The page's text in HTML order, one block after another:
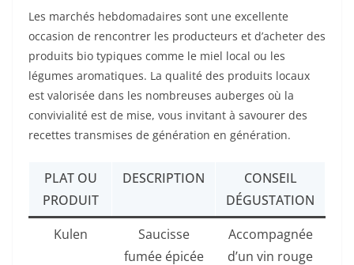
Les marchés hebdomadaires sont une excellente
occasion de rencontrer les producteurs et d’acheter des
produits bio typiques comme le miel local ou les
légumes aromatiques. La qualité des produits locaux
est valorisée dans les nombreuses auberges où la
convivialité est de mise, vous invitant à savourer des
recettes transmises de génération en génération.
PLAT OU
PRODUIT
DESCRIPTION
CONSEIL
DÉGUSTATION
Kulen
Saucisse
fumée épicée
Accompagnée
d’un vin rouge